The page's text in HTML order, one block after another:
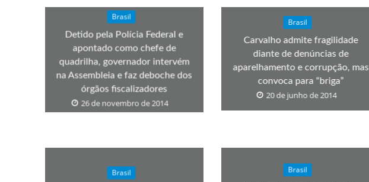
Brasil
Detido pela Polícia Federal e
apontado como chefe de
quadrilha, governador intervém
na Assembleia e faz deboche dos
órgãos fiscalizadores
26 de novembro de 2014
Brasil
Carvalho admite fragilidade
diante de denúncias de
aparelhamento e corrupção, mas
convoca para “briga”
20 de junho de 2014
Brasil Brasil